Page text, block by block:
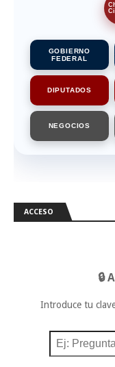
GOBIERNO
FEDERAL
DIPUTADOS
NEGOCIOS
ACCESO
🔒
Introduce tu